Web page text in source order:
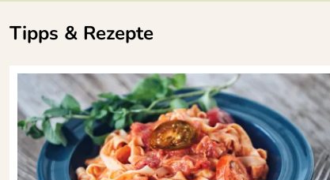
Tipps & Rezepte